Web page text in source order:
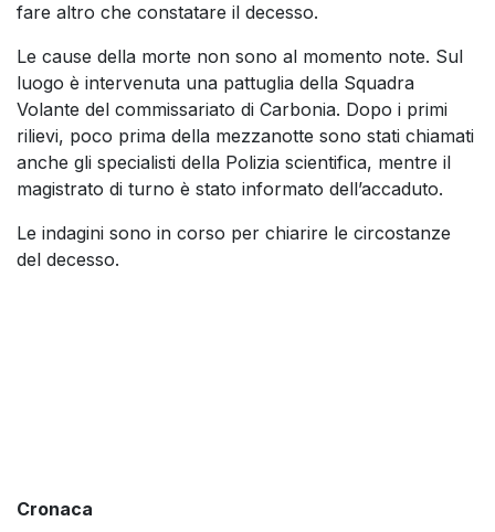
fare altro che constatare il decesso.
Le cause della morte non sono al momento note. Sul
luogo è intervenuta una pattuglia della Squadra
Volante del commissariato di Carbonia. Dopo i primi
rilievi, poco prima della mezzanotte sono stati chiamati
anche gli specialisti della Polizia scientifica, mentre il
magistrato di turno è stato informato dell’accaduto.
Le indagini sono in corso per chiarire le circostanze
del decesso.
Cronaca